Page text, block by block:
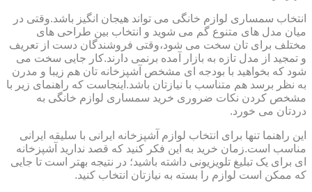
انتخاب سمساری لوازم خانگی می تواند هیجان انگیز باشد.وقتی در
میان مدل های متنوع گم می شوید و انتخاب بین طراحی های
مختلف برای تان سخت می شود،وقتی فروشندگان دست از تعریف
و تمجید از مدل تازه به بازار آمده برنمی دارند.کار جایی سخت می
شود که بخواهید با بودجه ای مشخص آشپزخانه تان هم زیبا و مدرن
به نظر برسد هم متناسب با نیازتان باشد.اینجاست که راهنمای زیر با
مشخص کردن نکات ضروری خرید سمساری لوازم خانگی به
دردتان می خورد.
این راهنما تنها برای انتخاب لوازم آشپزخانه ایرانی با سلیقه ایرانی
مناسب است.زمان خرید به این فکر کنید که قصد ندارید آشپزخانه
ای برای یک تبلیغ تلویزیونی داشته باشید؛ در نتیجه بهتر است تا جایی
که ممکن است لوازم را بسته به نیازتان انتخاب کنید.